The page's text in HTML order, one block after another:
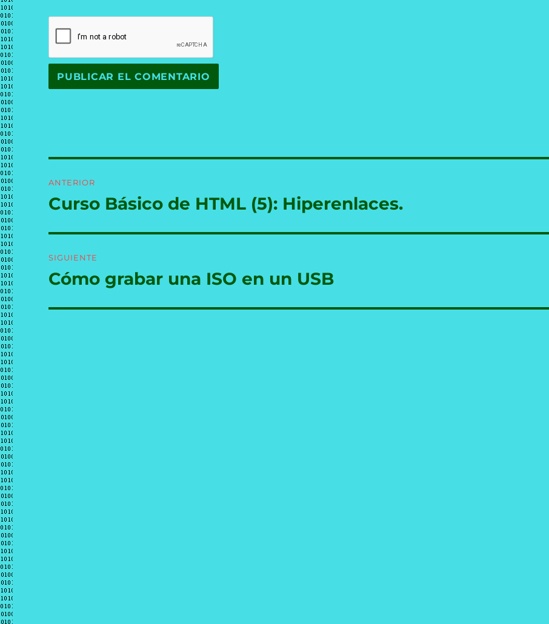
de
ANTERIOR
Entrada
Curso Básico de HTML (5): Hiperenlaces.
SIGUIENTE
Entrada
Cómo grabar una ISO en un USB